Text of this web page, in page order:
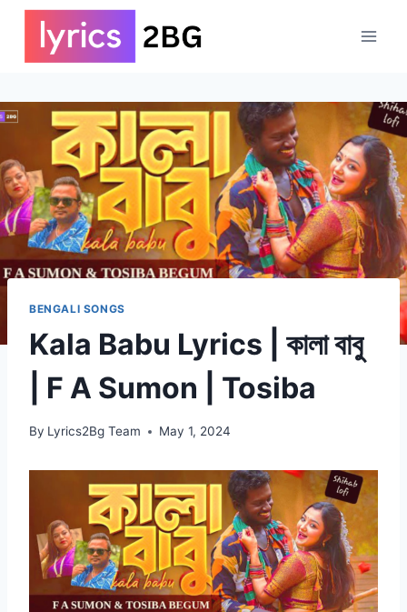
Skip
content
BENGALI SONGS
Kala Babu Lyrics | কালা বাবু
| F A Sumon | Tosiba
By Lyrics2Bg Team May 1, 2024